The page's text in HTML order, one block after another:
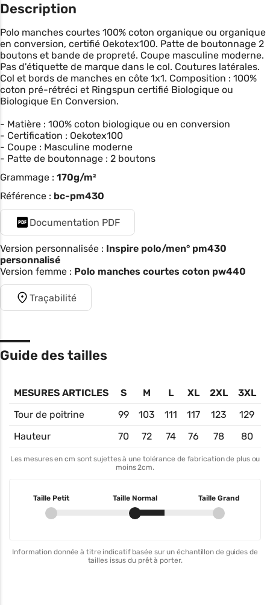
Description
Polo manches courtes 100% coton organique ou organique
en conversion, certifié Oekotex100. Patte de boutonnage 2
boutons et bande de propreté. Coupe masculine moderne.
Pas d'étiquette de marque dans le col. Coutures latérales.
Col et bords de manches en côte 1x1. Composition : 100%
coton pré-rétréci et Ringspun certifié Biologique ou
Biologique En Conversion.
- Matière : 100% coton biologique ou en conversion
- Certification : Oekotex100
- Coupe : Masculine moderne
- Patte de boutonnage : 2 boutons
Grammage : 170g/m²
Référence : bc-pm430
Documentation PDF
Version personnalisée : Inspire polo/men° pm430
personnalisé
Version femme : Polo manches courtes coton pw440
Traçabilité
Guide des tailles
MESURES ARTICLES S M L XL 2XL
3XL
Tour de poitrine
99 103 111 117 123
129
Hauteur
70 72 74 76 78 80
Les mesures en cm sont sujettes à une tolérance de fabrication de plus ou
moins 2cm.
Taille Petit Taille Normal Taille Grand
Information donnée à titre indicatif basée sur un échantillon de guides de
tailles issus du prêt à porter.